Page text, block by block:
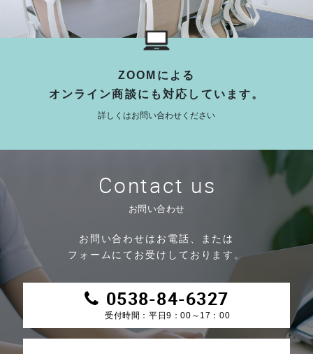
ZOOMによる
オンライン商談にも対応しています。
詳しくはお問い合わせください
Contact us
お問い合わせ
お問い合わせはお電話、または
フォームにてお受けしております。
0538-84-6327
受付時間：平日9：00～17：00